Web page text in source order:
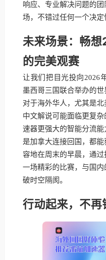
响应、专业解决问题的
场，不错过任何一个决定
未来场景：畅
的完美观赛
让我们把目光投向2026
墨西哥三国联合举办的世
对于海外华人，尤其是
中文解说可能面临更复
速器更强大的智能分流
是加拿大连接回国，都
容地在周末的早晨，通
一场精彩的比赛，与国
破时空隔阂。
行动起来，不再